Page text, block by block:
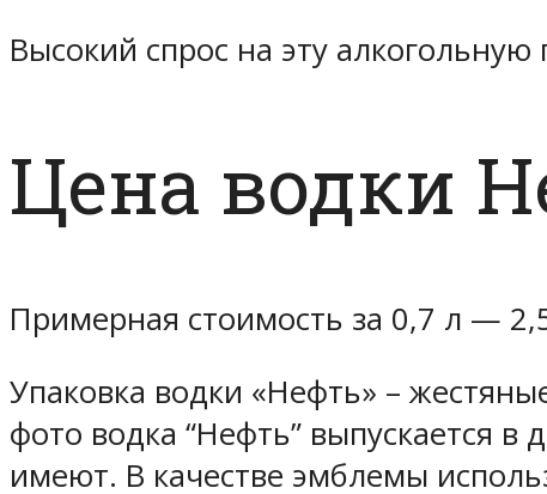
Высокий спрос на эту
Цена водки
Примерная стоимость за 0,7 л —
Упаковка водки «Нефть» –
фото водка “Нефть” выпускается
имеют. В качестве эмблемы